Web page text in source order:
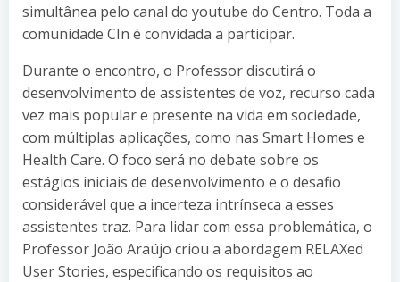
simultânea pelo canal do youtube do Centro. Toda a
comunidade CIn é convidada a participar.
Durante o encontro, o Professor discutirá o
desenvolvimento de assistentes de voz, recurso cada
vez mais popular e presente na vida em sociedade,
com múltiplas aplicações, como nas Smart Homes e
Health Care. O foco será no debate sobre os
estágios iniciais de desenvolvimento e o desafio
considerável que a incerteza intrínseca a esses
assistentes traz. Para lidar com essa problemática, o
Professor João Araújo criou a abordagem RELAXed
User Stories, especificando os requisitos ao